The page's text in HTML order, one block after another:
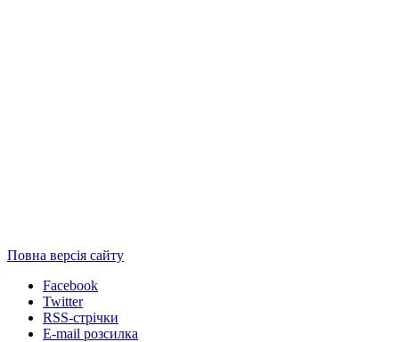
Повна версія сайту
Facebook
Twitter
RSS-стрічки
E-mail розсилка